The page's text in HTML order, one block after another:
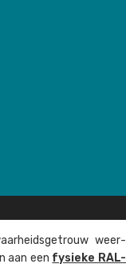
weer­
aan een fysieke RAL-